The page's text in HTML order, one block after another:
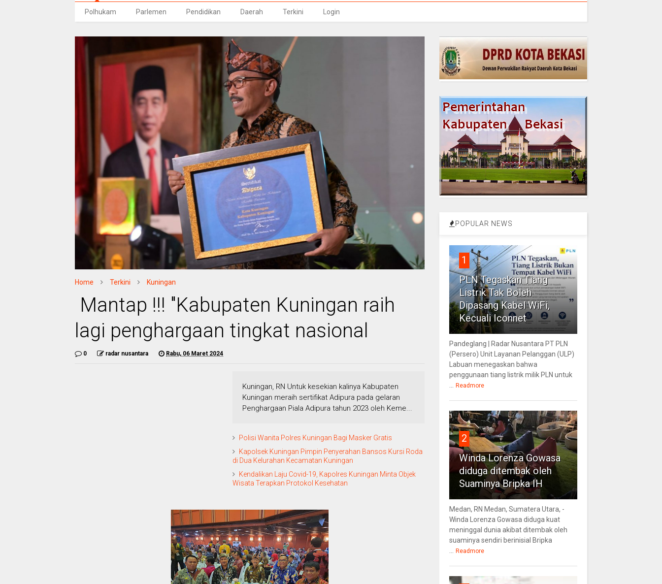
Polhukam Parlemen Pendidikan Daerah Terkini Login
Home Terkini Kuningan
Mantap !!! "Kabupaten Kuningan raih
lagi penghargaan tingkat nasional
0 radar nusantara Rabu, 06 Maret 2024
Kuningan, RN Untuk kesekian kalinya Kabupaten
Kuningan meraih sertifikat Adipura pada gelaran
Penghargaan Piala Adipura tahun 2023 oleh Keme...
Polisi Wanita Polres Kuningan Bagi Masker Gratis
Kapolsek Kuningan Pimpin Penyerahan Bansos Kursi Roda
di Dua Kelurahan Kecamatan Kuningan
Kendalikan Laju Covid-19, Kapolres Kuningan Minta Objek
Wisata Terapkan Protokol Kesehatan
POPULAR NEWS
1
PLN Tegaskan Tiang
Listrik Tak Boleh
Dipasang Kabel WiFi,
Kecuali Iconnet
Pandeglang | Radar Nusantara PT PLN
(Persero) Unit Layanan Pelanggan (ULP)
Labuan menegaskan bahwa
penggunaan tiang listrik milik PLN untuk
Readmore
2
Winda Lorenza Gowasa
diduga ditembak oleh
Suaminya Bripka IH
Medan, RN Medan, Sumatera Utara, -
Winda Lorenza Gowasa diduga kuat
meninggal dunia akibat ditembak oleh
suaminya sendiri berinisial Bripka
Readmore